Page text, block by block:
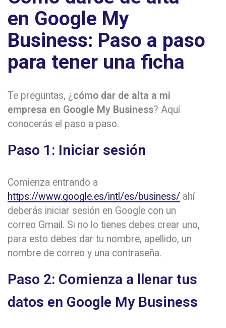
en Google My
Business: Paso a paso
para tener una ficha
Te preguntas, ¿ cómo dar de alta a mi
empresa en Google My Business? Aquí
conocerás el paso a paso.
Paso 1: Iniciar sesión
Comienza entrando a
https://www.google.es/intl/es/business/ ahí
deberás iniciar sesión en Google con un
correo Gmail. Si no lo tienes debes crear uno,
para esto debes dar tu nombre, apellido, un
nombre de correo y una contraseña.
Paso 2: Comienza a llenar tus
datos en Google My Business